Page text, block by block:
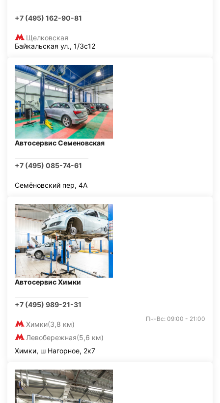
+7 (495) 162-90-81
Щелковская
Байкальская ул., 1/3с12
Автосервис Семеновская
+7 (495) 085-74-61
Семёновский пер, 4А
Автосервис Химки
+7 (495) 989-21-31
Химки(3,8 км)
Левобережная(5,6 км)
Пн-Вс: 09:00 - 21:00
Химки, ш Нагорное, 2к7